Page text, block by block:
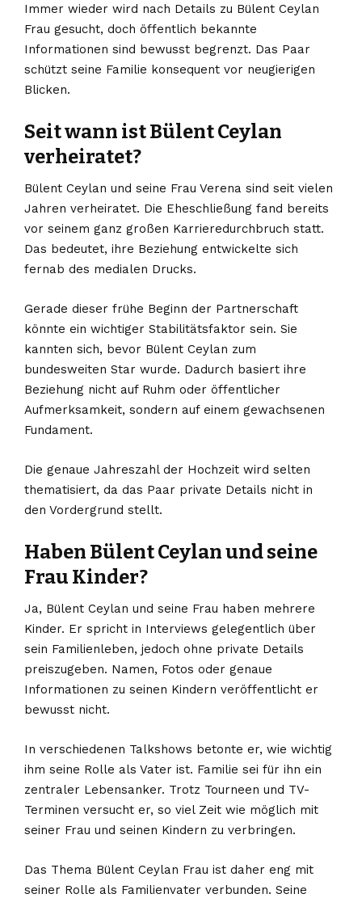
Immer wieder wird nach Details zu Bülent Ceylan
Frau gesucht, doch öffentlich bekannte
Informationen sind bewusst begrenzt. Das Paar
schützt seine Familie konsequent vor neugierigen
Blicken.
Seit wann ist Bülent Ceylan
verheiratet?
Bülent Ceylan und seine Frau Verena sind seit vielen
Jahren verheiratet. Die Eheschließung fand bereits
vor seinem ganz großen Karrieredurchbruch statt.
Das bedeutet, ihre Beziehung entwickelte sich
fernab des medialen Drucks.
Gerade dieser frühe Beginn der Partnerschaft
könnte ein wichtiger Stabilitätsfaktor sein. Sie
kannten sich, bevor Bülent Ceylan zum
bundesweiten Star wurde. Dadurch basiert ihre
Beziehung nicht auf Ruhm oder öffentlicher
Aufmerksamkeit, sondern auf einem gewachsenen
Fundament.
Die genaue Jahreszahl der Hochzeit wird selten
thematisiert, da das Paar private Details nicht in
den Vordergrund stellt.
Haben Bülent Ceylan und seine
Frau Kinder?
Ja, Bülent Ceylan und seine Frau haben mehrere
Kinder. Er spricht in Interviews gelegentlich über
sein Familienleben, jedoch ohne private Details
preiszugeben. Namen, Fotos oder genaue
Informationen zu seinen Kindern veröffentlicht er
bewusst nicht.
In verschiedenen Talkshows betonte er, wie wichtig
ihm seine Rolle als Vater ist. Familie sei für ihn ein
zentraler Lebensanker. Trotz Tourneen und TV-
Terminen versucht er, so viel Zeit wie möglich mit
seiner Frau und seinen Kindern zu verbringen.
Das Thema Bülent Ceylan Frau ist daher eng mit
seiner Rolle als Familienvater verbunden. Seine